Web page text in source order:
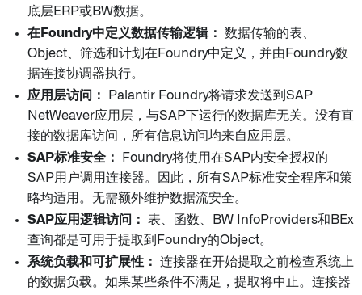
底层ERP或BW数据。
在Foundry中定义数据传输逻辑：
数据传输的表、
Object、筛选和计划在Foundry中定义，并由Foundry数
据连接协调器执行。
应用层访问：
Palantir Foundry将请求发送到SAP
NetWeaver应用层，与SAP下运行的数据库无关。没有直
接的数据库访问，所有信息访问均来自应用层。
SAP标准安全：
Foundry将使用在SAP内安全授权的
SAP用户调用连接器。因此，所有SAP标准安全程序和策
略均适用。无需额外维护数据流安全。
SAP应用逻辑访问：
表、函数、BW InfoProviders和BEx
查询都是可用于提取到Foundry的Object。
系统负载和可扩展性：
连接器在开始提取之前检查系统上
的数据负载。如果某些条件不满足，提取将中止。连接器